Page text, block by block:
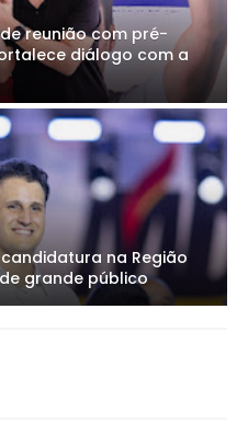
reunião com pré-
diálogo com a
na Região
grande público